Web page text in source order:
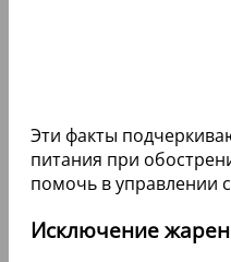
Эти факты
питания при
помочь в управлении
Исключение